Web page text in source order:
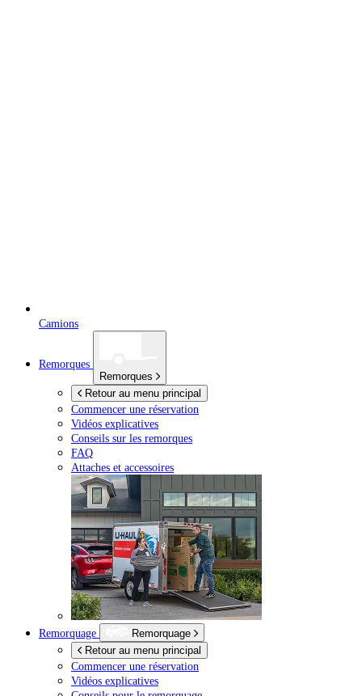
Camions
Remorques
Remorques
Retour au menu principal
Commencer une réservation
Vidéos explicatives
Conseils sur les remorques
FAQ
Attaches et accessoires
Remorquage
Remorquage
Retour au menu principal
Commencer une réservation
Vidéos explicatives